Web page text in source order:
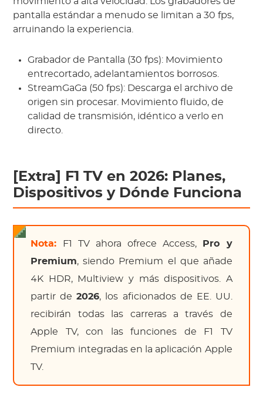
pantalla estándar a menudo se limitan a 30 fps,
arruinando la experiencia.
Grabador de Pantalla (30 fps): Movimiento
entrecortado, adelantamientos borrosos.
StreamGaGa (50 fps): Descarga el archivo de
origen sin procesar. Movimiento fluido, de
calidad de transmisión, idéntico a verlo en
directo.
[Extra] F1 TV en 2026: Planes,
Dispositivos y Dónde Funciona
Nota: F1 TV ahora ofrece Access,
Pro y
Premium, siendo Premium el que añade
4K HDR, Multiview y más dispositivos. A
partir de2026, los aficionados de EE. UU.
recibirán todas las carreras a través de
Apple TV, con las funciones de F1 TV
Premium integradas en la aplicación Apple
TV.